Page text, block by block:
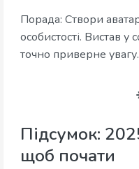
Порада: Створи
особистості. Вистав
точно приверне увагу.
Підсумок:
щоб почати